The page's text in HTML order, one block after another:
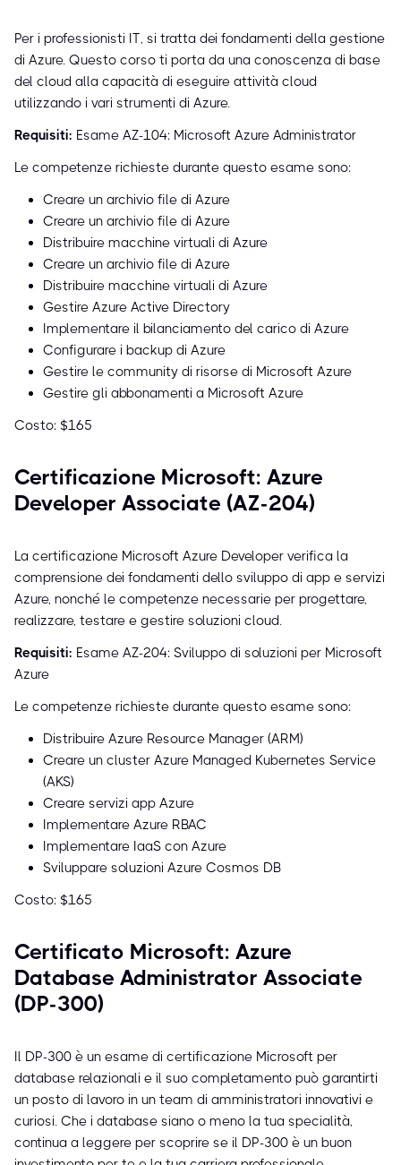
Per i professionisti IT, si tratta dei fondamenti della gestione
di Azure. Questo corso ti porta da una conoscenza di base
del cloud alla capacità di eseguire attività cloud
utilizzando i vari strumenti di Azure.
Requisiti: Esame AZ-104: Microsoft Azure Administrator
Le competenze richieste durante questo esame sono:
Creare un archivio file di Azure
Creare un archivio file di Azure
Distribuire macchine virtuali di Azure
Creare un archivio file di Azure
Distribuire macchine virtuali di Azure
Gestire Azure Active Directory
Implementare il bilanciamento del carico di Azure
Configurare i backup di Azure
Gestire le community di risorse di Microsoft Azure
Gestire gli abbonamenti a Microsoft Azure
Costo: $165
Certificazione Microsoft: Azure
Developer Associate (AZ-204)
La certificazione Microsoft Azure Developer verifica la
comprensione dei fondamenti dello sviluppo di app e servizi
Azure, nonché le competenze necessarie per progettare,
realizzare, testare e gestire soluzioni cloud.
Requisiti: Esame AZ-204: Sviluppo di soluzioni per Microsoft
Azure
Le competenze richieste durante questo esame sono:
Distribuire Azure Resource Manager (ARM)
Creare un cluster Azure Managed Kubernetes Service
(AKS)
Creare servizi app Azure
Implementare Azure RBAC
Implementare IaaS con Azure
Sviluppare soluzioni Azure Cosmos DB
Costo: $165
Certificato Microsoft: Azure
Database Administrator Associate
(DP-300)
Il DP-300 è un esame di certificazione Microsoft per
database relazionali e il suo completamento può garantirti
un posto di lavoro in un team di amministratori innovativi e
curiosi. Che i database siano o meno la tua specialità,
continua a leggere per scoprire se il DP-300 è un buon